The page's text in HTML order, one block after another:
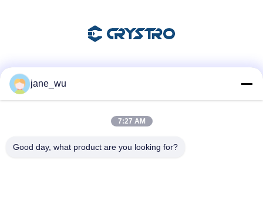
jane_wu
7:27 AM
Good day, what product are you looking for?